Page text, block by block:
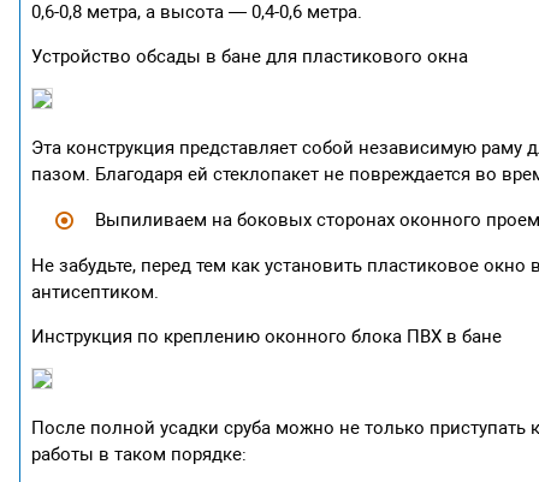
0,6-0,8 метра, а высота — 0,4-0,6 метра.
Устройство обсады в бане для пластикового окна
Эта конструкция представляет собой независимую раму
пазом. Благодаря ей стеклопакет не повреждается во
Выпиливаем на боковых сторонах оконного
Не забудьте, перед тем как установить пластиковое
антисептиком.
Инструкция по креплению оконного блока ПВХ в бане
После полной усадки сруба можно не только
работы в таком порядке: